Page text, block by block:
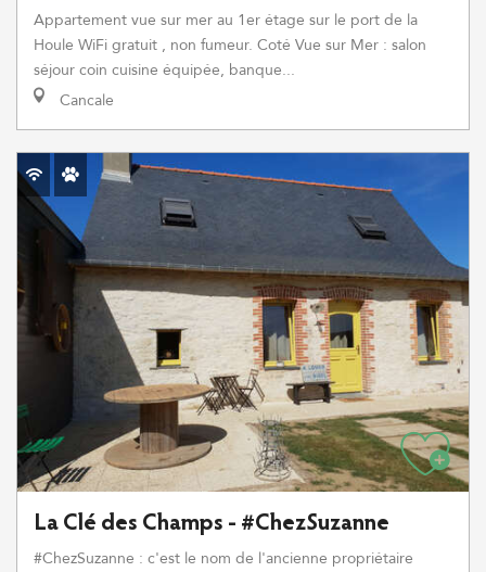
Appartement vue sur mer au 1er étage sur le port de la
Houle WiFi gratuit , non fumeur. Coté Vue sur Mer : salon
séjour coin cuisine équipée, banque...
Cancale
La Clé des Champs - #ChezSuzanne
#ChezSuzanne : c'est le nom de l'ancienne propriétaire